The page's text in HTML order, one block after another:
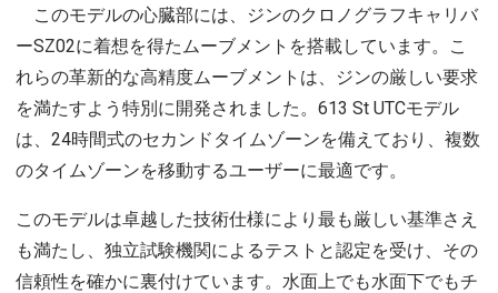
このモデルの心臓部には、ジンのクロノグラフキャリバ
ーSZ02に着想を得たムーブメントを搭載しています。こ
れらの革新的な高精度ムーブメントは、ジンの厳しい要求
を満たすよう特別に開発されました。613 St UTCモデル
は、24時間式のセカンドタイムゾーンを備えており、複数
のタイムゾーンを移動するユーザーに最適です。
このモデルは卓越した技術仕様により最も厳しい基準さえ
も満たし、独立試験機関によるテストと認定を受け、その
信頼性を確かに裏付けています。水面上でも水面下でもチ